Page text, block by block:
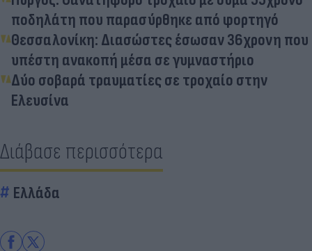
ποδηλάτη που παρασύρθηκε από φορτηγό
Θεσσαλονίκη: Διασώστες έσωσαν 36χρονη που
υπέστη ανακοπή μέσα σε γυμναστήριο
Δύο σοβαρά τραυματίες σε τροχαίο στην
Ελευσίνα
Διάβασε περισσότερα
Ελλάδα